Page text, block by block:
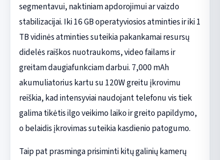
segmentavui, naktiniam apdorojimui ar vaizdo
stabilizacijai. Iki 16 GB operatyviosios atminties ir iki 1
TB vidinės atminties suteikia pakankamai resursų
didelės raiškos nuotraukoms, video failams ir
greitam daugiafunkciam darbui. 7,000 mAh
akumuliatorius kartu su 120W greitu įkrovimu
reiškia, kad intensyviai naudojant telefonu vis tiek
galima tikėtis ilgo veikimo laiko ir greito papildymo,
o belaidis įkrovimas suteikia kasdienio patogumo.
Taip pat prasminga prisiminti kitų galinių kamerų